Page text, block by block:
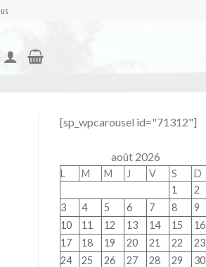
[sp_wpcarousel id="71312"]
août 2026
L M M J V S
D
1
2
3
4 5 6 7 8
9
10
11 12 13 14 15
16
17
18 19 20 21 22
23
24
25 26 27 28 29
30